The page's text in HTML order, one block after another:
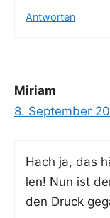
Antworten
Miriam
8. September
Hach ja, das
len! Nun ist
den Druck